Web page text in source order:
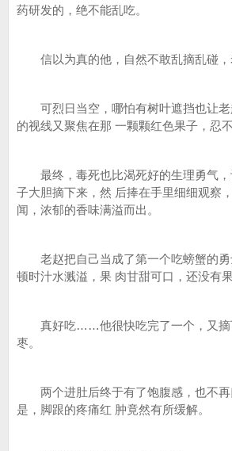
药研发的，绝不能乱吃。
信以为真的他，自然不敢乱摘乱碰，
可烈日当空，哪怕有树叶遮挡也让老
的视线又聚焦在那 一颗颗红色果子，忍
最终，毒死也比渴死好的生理勇气，
子大胆摘下来，然 后捧在手里细细观察
闻，浓郁的香味满溢而出。
老赵把自己当成了第一个吃螃蟹的勇
顿时汁水溅溢，果 肉甘甜可口，还没有果
真好吃……他很快吃完了一个，又摘
枣。
两个进肚后终于有了饱腹感，也不再
是，脚跟的疼痛红 肿竟然有所缓解。